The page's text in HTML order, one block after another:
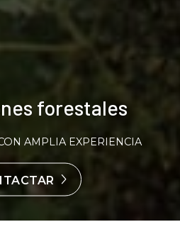
forestales
AMPLIA EXPERIENCIA